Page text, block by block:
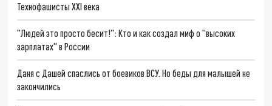
Технофашисты XXI века
"Людей это просто бесит!": Кто и как создал миф о "высоких
зарплатах" в России
Даня с Дашей спаслись от боевиков ВСУ. Но беды для малышей не
закончились